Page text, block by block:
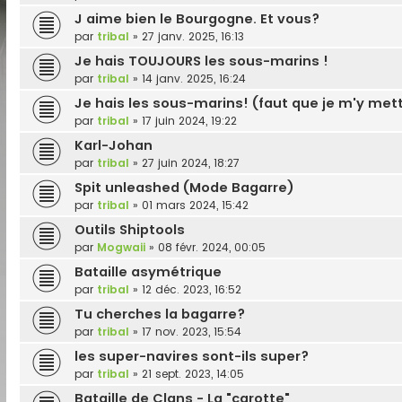
J aime bien le Bourgogne. Et vous?
par tribal » 27 janv. 2025, 16:13
Je hais TOUJOURS les sous-marins !
par tribal » 14 janv. 2025, 16:24
Je hais les sous-marins! (faut que je m'y
par tribal » 17 juin 2024, 19:22
Karl-Johan
par tribal » 27 juin 2024, 18:27
Spit unleashed (Mode Bagarre)
par tribal » 01 mars 2024, 15:42
Outils Shiptools
par Mogwaii » 08 févr. 2024, 00:05
Bataille asymétrique
par tribal » 12 déc. 2023, 16:52
Tu cherches la bagarre?
par tribal » 17 nov. 2023, 15:54
les super-navires sont-ils super?
par tribal » 21 sept. 2023, 14:05
Bataille de Clans - La "carotte"